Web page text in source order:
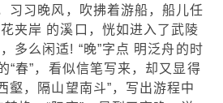
习习晚风，吹拂着游船，船儿任
夹岸 的溪口，恍如进入了武陵
多么闲适! “晚”字点 明泛舟的时
“春”，看似信笔写来，却又显得
壑，隔山望南斗”，写出游程中